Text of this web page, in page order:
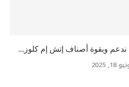
وبقوة أصناف إتش إم كلوز...
18, 2025